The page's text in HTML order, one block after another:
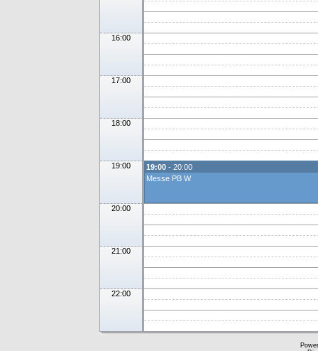
16:00
17:00
18:00
19:00 19:00 - 20:00
Messe PB W
20:00
21:00
22:00